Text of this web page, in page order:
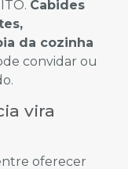
Cabides
da cozinha
convidar ou
vira
oferecer